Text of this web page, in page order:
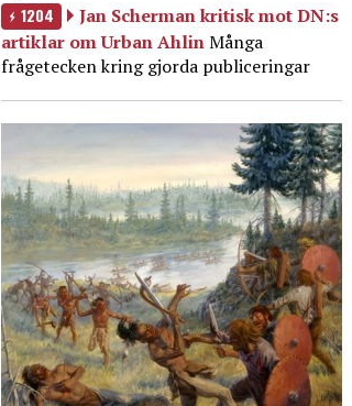
1204
Jan Scherman kritisk mot DN:s
artiklar om Urban AhlinMånga
frågetecken kring gjorda publiceringar